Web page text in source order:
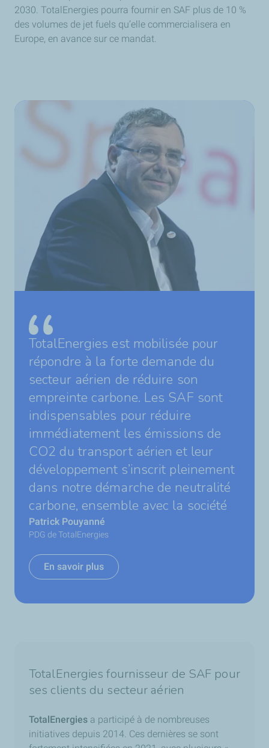
2030. TotalEnergies pourra fournir en SAF plus de 10 %
des volumes de jet fuels qu’elle commercialisera en
Europe, en avance sur ce mandat.
TotalEnergies est mobilisée pour
répondre à la forte demande du
secteur aérien de réduire son
empreinte carbone. Les SAF sont
indispensables pour réduire
immédiatement les émissions de
CO2 du transport aérien et leur
développement s’inscrit pleinement
dans notre démarche de neutralité
carbone, ensemble avec la société
Patrick Pouyanné
PDG de TotalEnergies
En savoir plus
TotalEnergies fournisseur de SAF pour
ses clients du secteur aérien
TotalEnergies a participé à de nombreuses
initiatives depuis 2014. Ces dernières se sont